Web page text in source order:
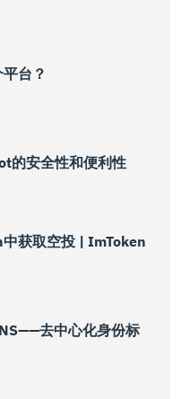
台？
的安全性和便利性
获取空投 | ImToken
去中心化身份标